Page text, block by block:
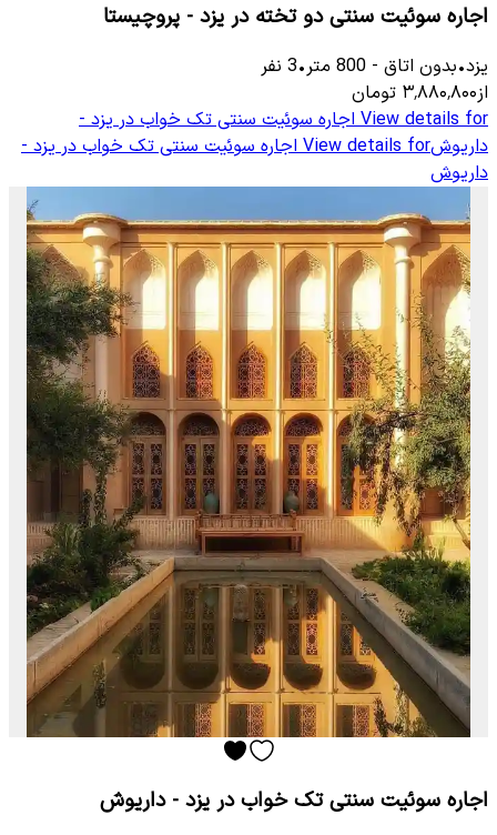
اجاره سوئیت سنتی دو تخته در یزد - پروچیستا
یزد•بدون اتاق -
800 متر•
3 نفر
از۳٬۸۸۰٬۸۰۰ تومان
View details for اجاره سوئیت سنتی تک خواب در یزد -
داریوشView details for اجاره سوئیت سنتی تک خواب در یزد -
داریوش
اجاره سوئیت سنتی تک خواب در یزد - داریوش